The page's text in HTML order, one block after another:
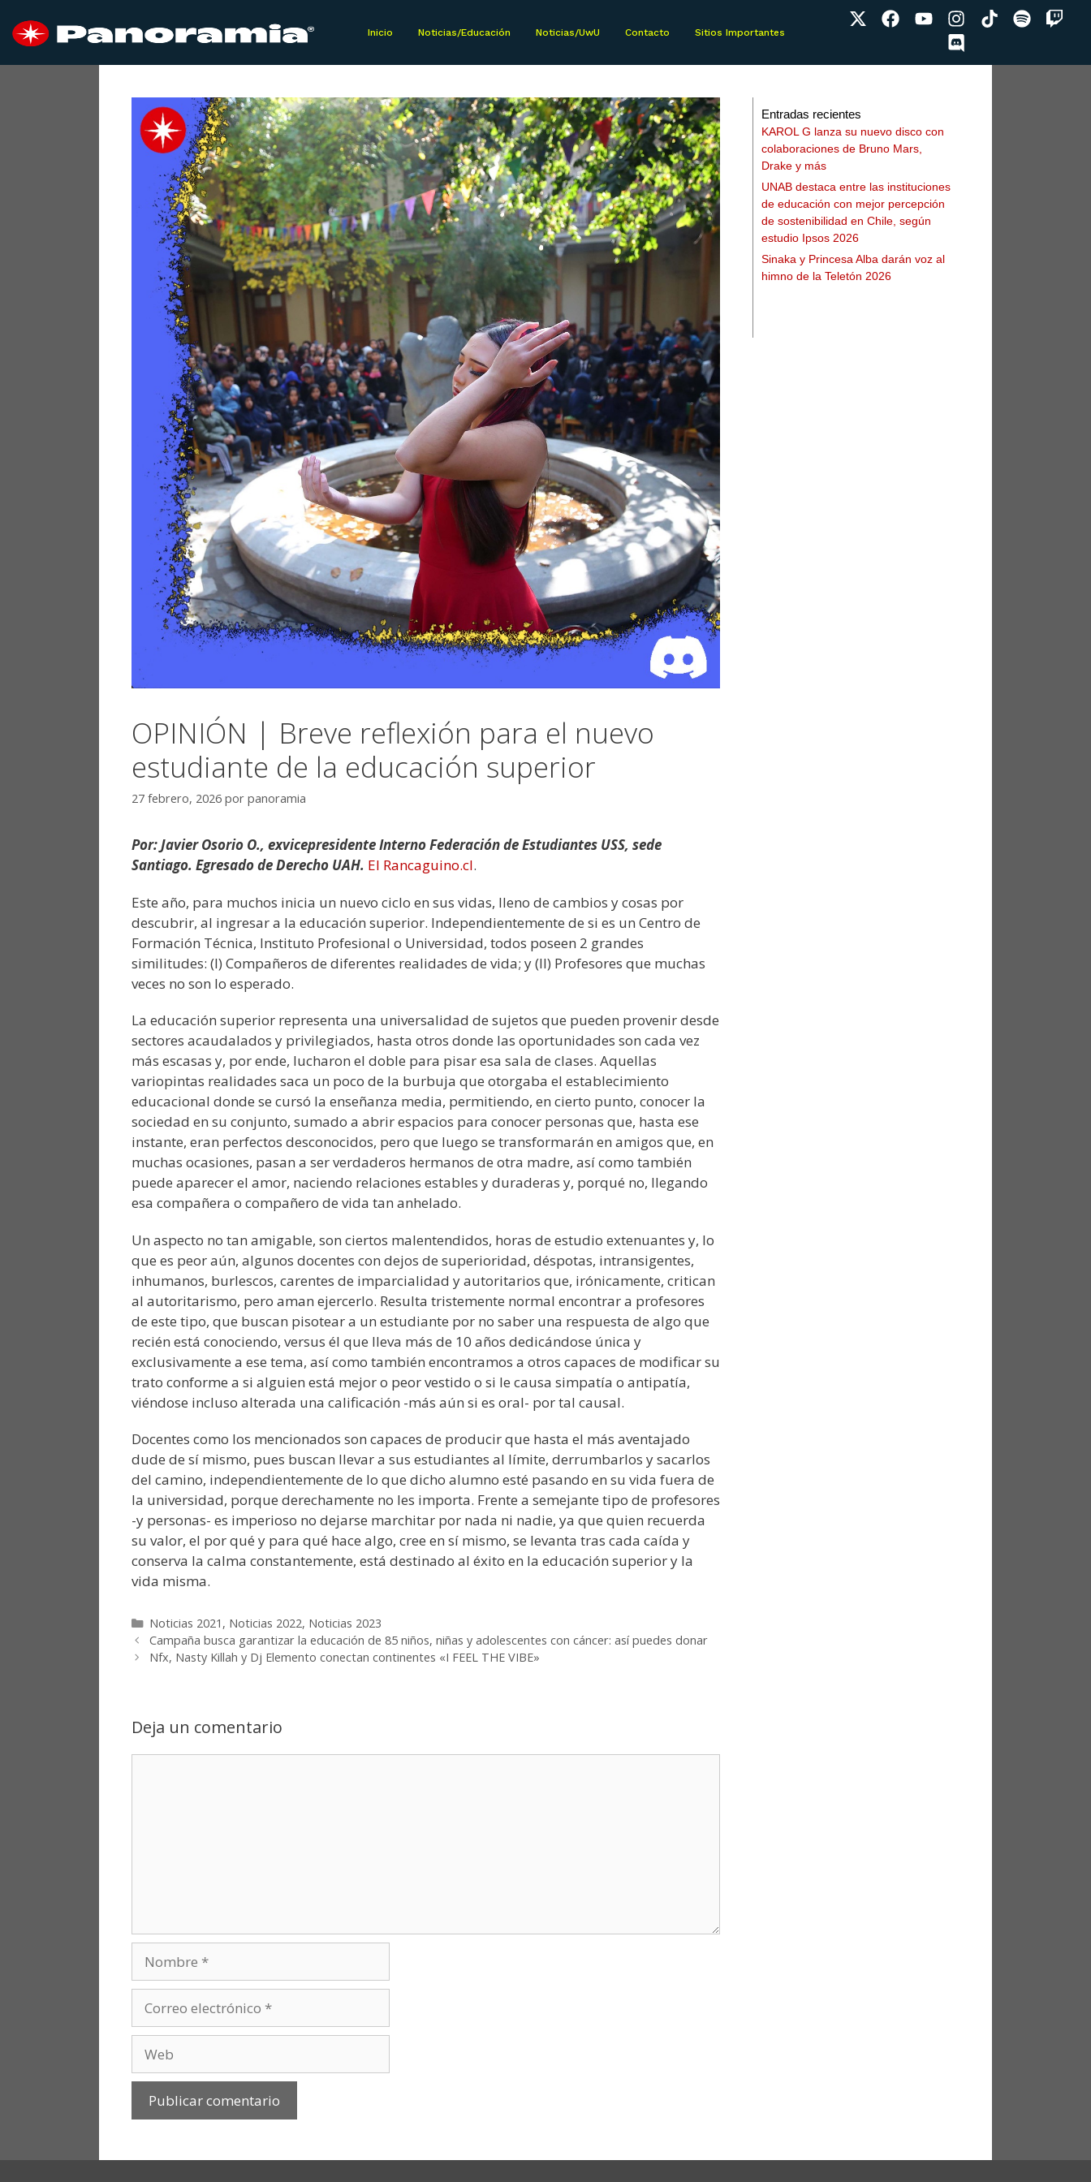
Inicio Noticias/Educación Noticias/UwU Contacto Sitios Importantes
OPINIÓN | Breve reflexión para el nuevo
estudiante de la educación superior
27 febrero, 2026 por panoramia
Por: Javier Osorio O., exvicepresidente Interno Federación de Estudiantes USS, sede
Santiago. Egresado de Derecho UAH. El Rancaguino.cl.
Este año, para muchos inicia un nuevo ciclo en sus vidas, lleno de cambios y cosas por
descubrir, al ingresar a la educación superior. Independientemente de si es un Centro de
Formación Técnica, Instituto Profesional o Universidad, todos poseen 2 grandes
similitudes: (I) Compañeros de diferentes realidades de vida; y (II) Profesores que muchas
veces no son lo esperado.
La educación superior representa una universalidad de sujetos que pueden provenir desde
sectores acaudalados y privilegiados, hasta otros donde las oportunidades son cada vez
más escasas y, por ende, lucharon el doble para pisar esa sala de clases. Aquellas
variopintas realidades saca un poco de la burbuja que otorgaba el establecimiento
educacional donde se cursó la enseñanza media, permitiendo, en cierto punto, conocer la
sociedad en su conjunto, sumado a abrir espacios para conocer personas que, hasta ese
instante, eran perfectos desconocidos, pero que luego se transformarán en amigos que, en
muchas ocasiones, pasan a ser verdaderos hermanos de otra madre, así como también
puede aparecer el amor, naciendo relaciones estables y duraderas y, porqué no, llegando
esa compañera o compañero de vida tan anhelado.
Un aspecto no tan amigable, son ciertos malentendidos, horas de estudio extenuantes y, lo
que es peor aún, algunos docentes con dejos de superioridad, déspotas, intransigentes,
inhumanos, burlescos, carentes de imparcialidad y autoritarios que, irónicamente, critican
al autoritarismo, pero aman ejercerlo. Resulta tristemente normal encontrar a profesores
de este tipo, que buscan pisotear a un estudiante por no saber una respuesta de algo que
recién está conociendo, versus él que lleva más de 10 años dedicándose única y
exclusivamente a ese tema, así como también encontramos a otros capaces de modificar su
trato conforme a si alguien está mejor o peor vestido o si le causa simpatía o antipatía,
viéndose incluso alterada una calificación -más aún si es oral- por tal causal.
Docentes como los mencionados son capaces de producir que hasta el más aventajado
dude de sí mismo, pues buscan llevar a sus estudiantes al límite, derrumbarlos y sacarlos
del camino, independientemente de lo que dicho alumno esté pasando en su vida fuera de
la universidad, porque derechamente no les importa. Frente a semejante tipo de profesores
-y personas- es imperioso no dejarse marchitar por nada ni nadie, ya que quien recuerda
su valor, el por qué y para qué hace algo, cree en sí mismo, se levanta tras cada caída y
conserva la calma constantemente, está destinado al éxito en la educación superior y la
vida misma.
Noticias 2021 , Noticias 2022, Noticias 2023
Campaña busca garantizar la educación de 85 niños, niñas y adolescentes con cáncer: así puedes donar
Nfx, Nasty Killah y Dj Elemento conectan continentes «I FEEL THE VIBE»
Deja un comentario
Entradas recientes
KAROL G lanza su nuevo disco con
colaboraciones de Bruno Mars,
Drake y más
UNAB destaca entre las instituciones
de educación con mejor percepción
de sostenibilidad en Chile, según
estudio Ipsos 2026
Sinaka y Princesa Alba darán voz al
himno de la Teletón 2026